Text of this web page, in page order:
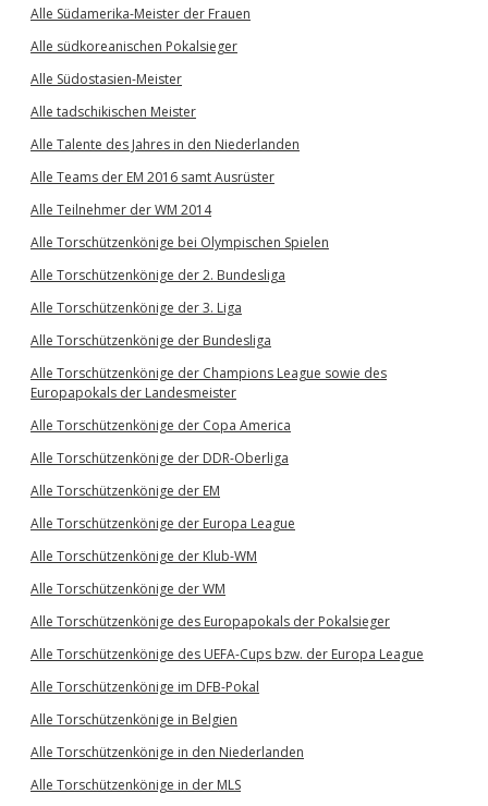
Alle Südamerika-Meister der Frauen
Alle südkoreanischen Pokalsieger
Alle Südostasien-Meister
Alle tadschikischen Meister
Alle Talente des Jahres in den Niederlanden
Alle Teams der EM 2016 samt Ausrüster
Alle Teilnehmer der WM 2014
Alle Torschützenkönige bei Olympischen Spielen
Alle Torschützenkönige der 2. Bundesliga
Alle Torschützenkönige der 3. Liga
Alle Torschützenkönige der Bundesliga
Alle Torschützenkönige der Champions League sowie des
Europapokals der Landesmeister
Alle Torschützenkönige der Copa America
Alle Torschützenkönige der DDR-Oberliga
Alle Torschützenkönige der EM
Alle Torschützenkönige der Europa League
Alle Torschützenkönige der Klub-WM
Alle Torschützenkönige der WM
Alle Torschützenkönige des Europapokals der Pokalsieger
Alle Torschützenkönige des UEFA-Cups bzw. der Europa League
Alle Torschützenkönige im DFB-Pokal
Alle Torschützenkönige in Belgien
Alle Torschützenkönige in den Niederlanden
Alle Torschützenkönige in der MLS